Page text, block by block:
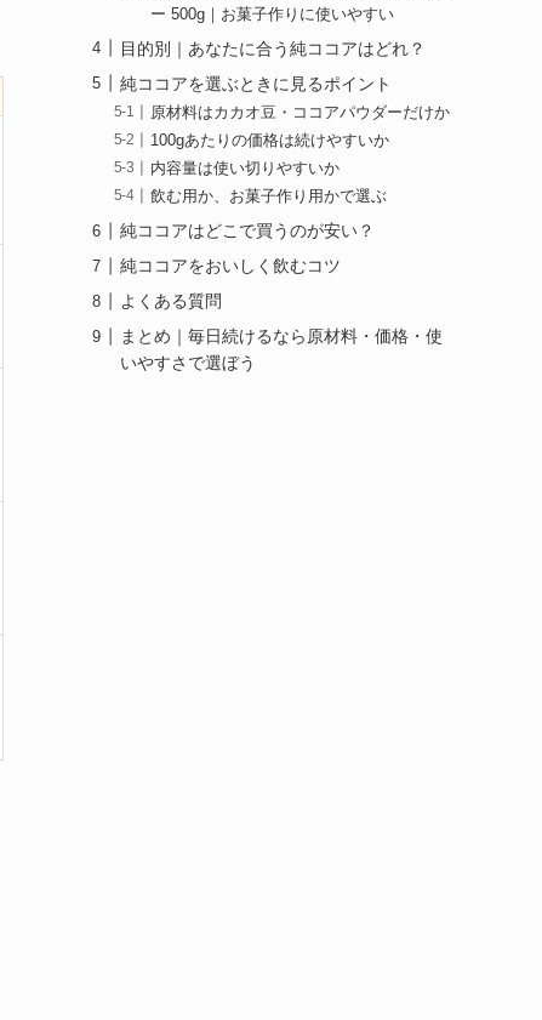
ー 500g｜お菓子作りに使いやすい
目的別｜あなたに合う純ココアはどれ？
純ココアを選ぶときに見るポイント
原材料はカカオ豆・ココアパウダーだけか
100gあたりの価格は続けやすいか
内容量は使い切りやすいか
飲む用か、お菓子作り用かで選ぶ
純ココアはどこで買うのが安い？
純ココアをおいしく飲むコツ
よくある質問
まとめ｜毎日続けるなら原材料・価格・使
いやすさで選ぼう